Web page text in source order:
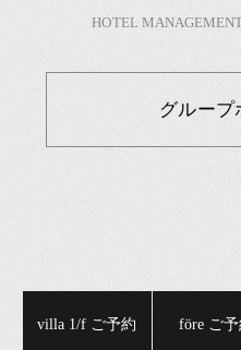
HOTEL
グループ
villa 1/f ご予約 före ご予